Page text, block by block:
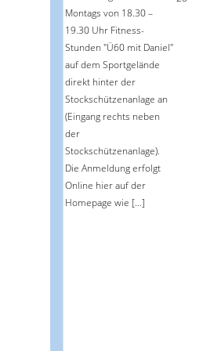
Montags von 18.30 –
19.30 Uhr Fitness-
Stunden "Ü60 mit Daniel"
auf dem Sportgelände
direkt hinter der
Stockschützenanlage an
(Eingang rechts neben
der
Stockschützenanlage).
Die Anmeldung erfolgt
Online hier auf der
Homepage wie […]